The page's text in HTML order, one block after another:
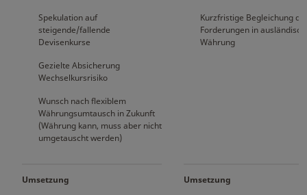
Spekulation auf
steigende/fallende
Devisenkurse
Gezielte Absicherung
Wechselkursrisiko
Wunsch nach flexiblem
Währungsumtausch in Zukunft
(Währung kann, muss aber nicht
umgetauscht werden)
Kurzfristige Begleichung
Forderungen in
Währung
Umsetzung Umsetzung